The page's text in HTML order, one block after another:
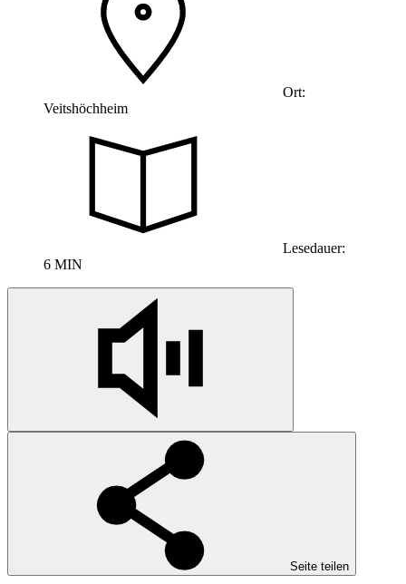
Ort:
Veitshöchheim
Lesedauer:
6 MIN
Seite teilen